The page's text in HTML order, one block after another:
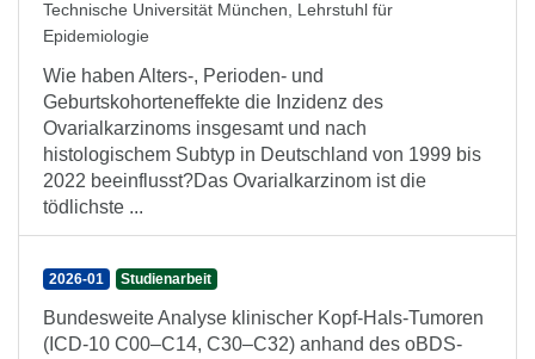
Technische Universität München, Lehrstuhl für
Epidemiologie
Wie haben Alters-, Perioden- und
Geburtskohorteneffekte die Inzidenz des
Ovarialkarzinoms insgesamt und nach
histologischem Subtyp in Deutschland von 1999 bis
2022 beeinflusst?Das Ovarialkarzinom ist die
tödlichste ...
2026-01 Studienarbeit
Bundesweite Analyse klinischer Kopf-Hals-Tumoren
(ICD-10 C00–C14, C30–C32) anhand des oBDS-